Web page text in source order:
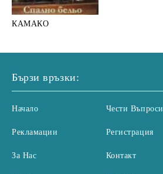
КАМАКО
Бързи връзки:
Начало
Рекламации
За Нас
Чести Въпроси
Регистрация
Контакт